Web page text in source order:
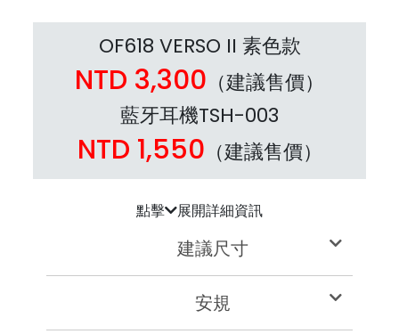
OF618 VERSO II 素色款
NTD 3,300 （建議售價）
藍牙耳機TSH-003
NTD 1,550 （建議售價）
點擊 展開詳細資訊
建議尺寸
安規